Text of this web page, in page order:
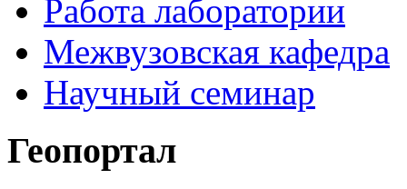
Работа лаборатории
Межвузовская кафедра
Научный семинар
Геопортал